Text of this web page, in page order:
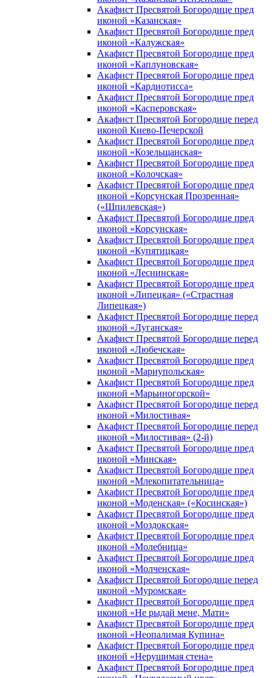
Акафист Пресвятой Богородице пред
иконой «Казанская»
Акафист Пресвятой Богородице пред
иконой «Калужская»
Акафист Пресвятой Богородице пред
иконой «Каплуновская»
Акафист Пресвятой Богородице пред
иконой «Кардиотисса»
Акафист Пресвятой Богородице пред
иконой «Касперовская»
Акафист Пресвятой Богородице перед
иконой Киево-Печерской
Акафист Пресвятой Богородице пред
иконой «Козельщанская»
Акафист Пресвятой Богородице пред
иконой «Колочская»
Акафист Пресвятой Богородице пред
иконой «Корсунская Прозренная»
(«Шпилевская»)
Акафист Пресвятой Богородице пред
иконой «Корсунская»
Акафист Пресвятой Богородице пред
иконой «Купятицкая»
Акафист Пресвятой Богородице пред
иконой «Леснинская»
Акафист Пресвятой Богородице пред
иконой «Липецкая» («Страстная
Липецкая»)
Акафист Пресвятой Богородице перед
иконой «Луганская»
Акафист Пресвятой Богородице перед
иконой «Любечская»
Акафист Пресвятой Богородице пред
иконой «Мариупольская»
Акафист Пресвятой Богородице пред
иконой «Марьиногорской»
Акафист Пресвятой Богородице перед
иконой «Милостивая»
Акафист Пресвятой Богородице перед
иконой «Милостивая» (2-й)
Акафист Пресвятой Богородице пред
иконой «Минская»
Акафист Пресвятой Богородице пред
иконой «Млекопитательница»
Акафист Пресвятой Богородице пред
иконой «Моденская» («Косинская»)
Акафист Пресвятой Богородице пред
иконой «Моздокская»
Акафист Пресвятой Богородице пред
иконой «Молебница»
Акафист Пресвятой Богородице пред
иконой «Молченская»
Акафист Пресвятой Богородице перед
иконой «Муромская»
Акафист Пресвятой Богородице пред
иконой «Не рыдай мене, Мати»
Акафист Пресвятой Богородице пред
иконой «Неопалимая Купина»
Акафист Пресвятой Богородице пред
иконой «Нерушимая стена»
Акафист Пресвятой Богородице пред